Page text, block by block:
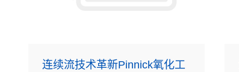
连续流技术革新Pinnick氧化工